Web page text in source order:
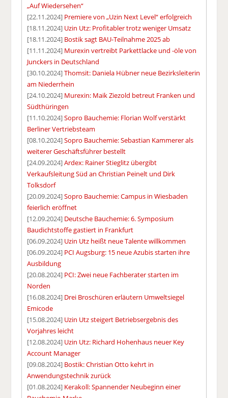
„Auf Wiedersehen“
[22.11.2024] Premiere von „Uzin Next Level“ erfolgreich
[18.11.2024] Uzin Utz: Profitabler trotz weniger Umsatz
[18.11.2024] Bostik sagt BAU-Teilnahme 2025 ab
[11.11.2024] Murexin vertreibt Parkettlacke und -öle von
Junckers in Deutschland
[30.10.2024]Thomsit: Daniela Hübner neue Bezirksleiterin
am Niederrhein
[24.10.2024] Murexin: Maik Ziezold betreut Franken und
Südthüringen
[11.10.2024]Sopro Bauchemie: Florian Wolf verstärkt
Berliner Vertriebsteam
[08.10.2024]Sopro Bauchemie: Sebastian Kammerer als
weiterer Geschäftsführer bestellt
[24.09.2024]Ardex: Rainer Stieglitz übergibt
Verkaufsleitung Süd an Christian Peinelt und Dirk
Tolksdorf
[20.09.2024]Sopro Bauchemie: Campus in Wiesbaden
feierlich eröffnet
[12.09.2024] Deutsche Bauchemie: 6. Symposium
Baudichtstoffe gastiert in Frankfurt
[06.09.2024] Uzin Utz heißt neue Talente willkommen
[06.09.2024] PCI Augsburg: 15 neue Azubis starten ihre
Ausbildung
[20.08.2024] PCI: Zwei neue Fachberater starten im
Norden
[16.08.2024] Drei Broschüren erläutern Umweltsiegel
Emicode
[15.08.2024] Uzin Utz steigert Betriebsergebnis des
Vorjahres leicht
[12.08.2024] Uzin Utz: Richard Hohenhaus neuer Key
Account Manager
[09.08.2024] Bostik: Christian Otto kehrt in
Anwendungstechnik zurück
[01.08.2024] Kerakoll: Spannender Neubeginn einer